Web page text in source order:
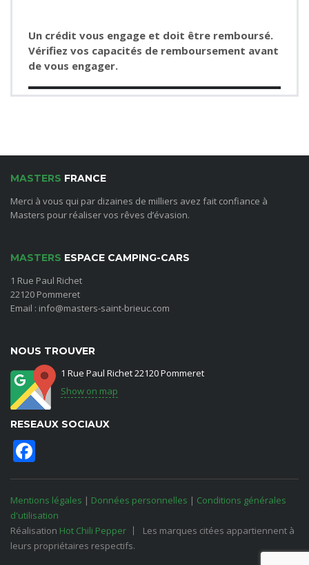
Un crédit vous engage et doit être remboursé.
Vérifiez vos capacités de remboursement avant
de vous engager.
MASTERS FRANCE
Merci à vous qui par dizaines de milliers avez fait confiance à
Masters pour réaliser vos rêves d’évasion.
MASTERS ESPACE CAMPING-CARS
1 Rue Paul Richet
22120 Pommeret
Email : info@masters-saint-brieuc.com
NOUS TROUVER
1 Rue Paul Richet 22120 Pommeret
Show on map
RESEAUX SOCIAUX
Mentions légales | Données personnelles | Conditions générales
d'utilisation
Réalisation Hot Chili Pepper
Les marques citées appartiennent à
leurs propriétaires respectifs.